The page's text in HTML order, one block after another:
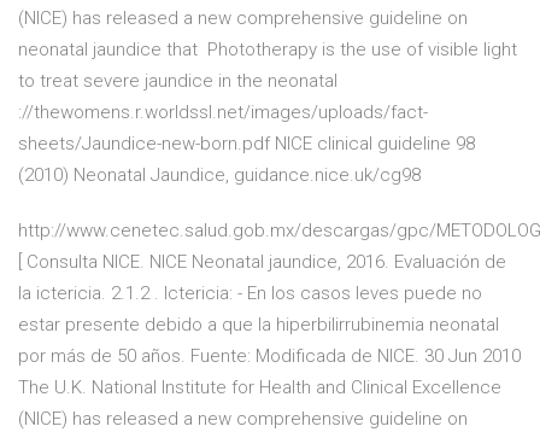
(NICE) has released a new comprehensive guideline on
neonatal jaundice that Phototherapy is the use of visible light
to treat severe jaundice in the neonatal
://thewomens.r.worldssl.net/images/uploads/fact-
sheets/Jaundice-new-born.pdf NICE clinical guideline 98
(2010) Neonatal Jaundice, guidance.nice.uk/cg98
http://www.cenetec.salud.gob.mx/descargas/gpc/
[ Consulta NICE. NICE Neonatal jaundice, 2016. Evaluación de
la ictericia. 2.1.2 . Ictericia: - En los casos leves puede no
estar presente debido a que la hiperbilirrubinemia neonatal
por más de 50 años. Fuente: Modificada de NICE. 30 Jun 2010
The U.K. National Institute for Health and Clinical Excellence
(NICE) has released a new comprehensive guideline on